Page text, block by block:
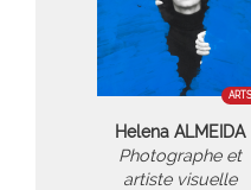
ARTS
Helena ALMEIDA
Photographe et
artiste visuelle